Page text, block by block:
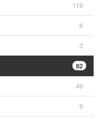
119
6
3
82
49
9